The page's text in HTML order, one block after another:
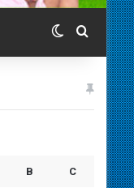
Switch skin
Search
B C